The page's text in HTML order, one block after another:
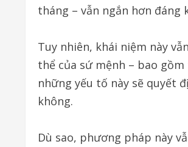
tháng – vẫn ngắn hơn đáng
Tuy nhiên, khái niệm này
thể của sứ mệnh – bao
những yếu tố này sẽ quyết
không.
Dù sao, phương pháp này